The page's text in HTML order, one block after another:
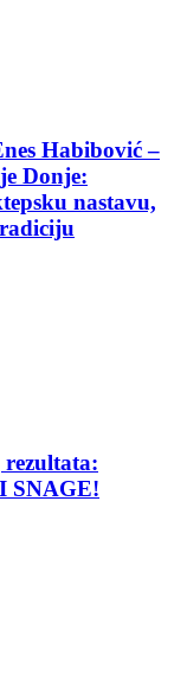
Habibović –
Donje:
nastavu,
rezultata:
SNAGE!